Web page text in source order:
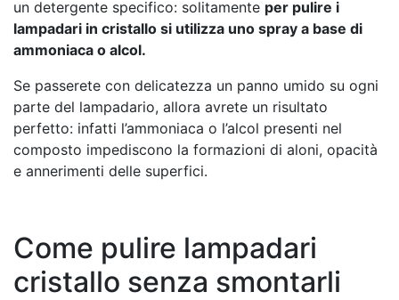
un detergente specifico: solitamente per pulire i
lampadari in cristallo si utilizza uno spray a base di
ammoniaca o alcol.
Se passerete con delicatezza un panno umido su ogni
parte del lampadario, allora avrete un risultato
perfetto: infatti l’ammoniaca o l’alcol presenti nel
composto impediscono la formazioni di aloni, opacità
e annerimenti delle superfici.
Come pulire lampadari
cristallo senza smontarli